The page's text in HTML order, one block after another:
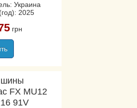
Украина
2025
грн
шины
FX MU12
91V